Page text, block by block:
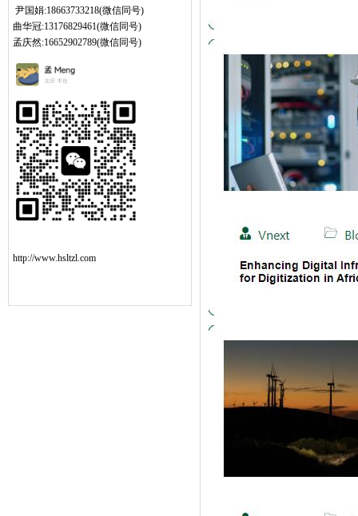
尹国娟:18663733218(微信同号)
曲华冠:13176829461(微信同号)
孟庆然:16652902789(微信同号)
http://www.hsltzl.com